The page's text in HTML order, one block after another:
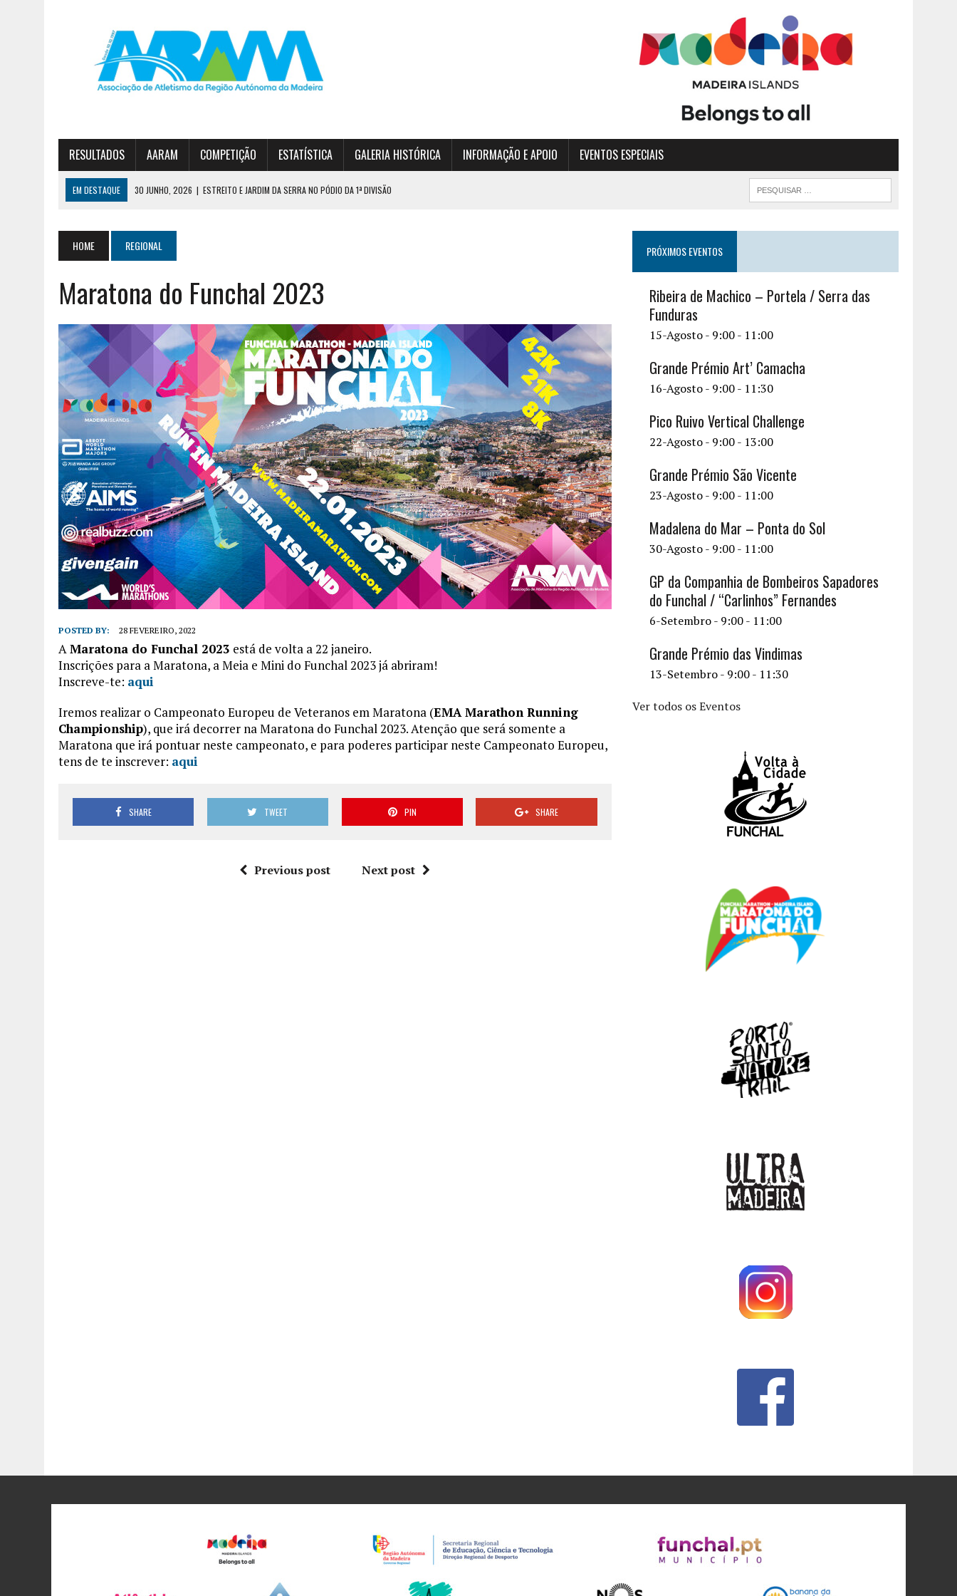
RESULTADOS AARAM COMPETIÇÃO ESTATÍSTICA GALERIA HISTÓRICA INFORMAÇÃO E APOIO EVENTOS ESPECIAIS
EM DESTAQUE 30 JUNHO, 2026 | ESTREITO E JARDIM DA SERRA NO PÓDIO DA 1ª DIVISÃO
HOME REGIONAL
Maratona do Funchal 2023
POSTED BY: 28 FEVEREIRO, 2022
AMaratona do Funchal 2023 está de volta a 22 janeiro.
Inscrições para a Maratona, a Meia e Mini do Funchal 2023 já abriram!
Inscreve-te: aqui
Iremos realizar o Campeonato Europeu de Veteranos em Maratona (EMA Marathon Running
Championship), que irá decorrer na Maratona do Funchal 2023. Atenção que será somente a
Maratona que irá pontuar neste campeonato, e para poderes participar neste Campeonato Europeu,
tens de te inscrever: aqui
SHARE TWEET PIN SHARE
Previous post Next post
PRÓXIMOS EVENTOS
Ribeira de Machico – Portela / Serra das
Funduras
15-Agosto - 9:00- 11:00
Grande Prémio Art’ Camacha
16-Agosto - 9:00- 11:30
Pico Ruivo Vertical Challenge
22-Agosto - 9:00- 13:00
Grande Prémio São Vicente
23-Agosto - 9:00- 11:00
Madalena do Mar – Ponta do Sol
30-Agosto - 9:00- 11:00
GP da Companhia de Bombeiros Sapadores
do Funchal / “Carlinhos” Fernandes
6-Setembro - 9:00- 11:00
Grande Prémio das Vindimas
13-Setembro - 9:00- 11:30
Ver todos os Eventos